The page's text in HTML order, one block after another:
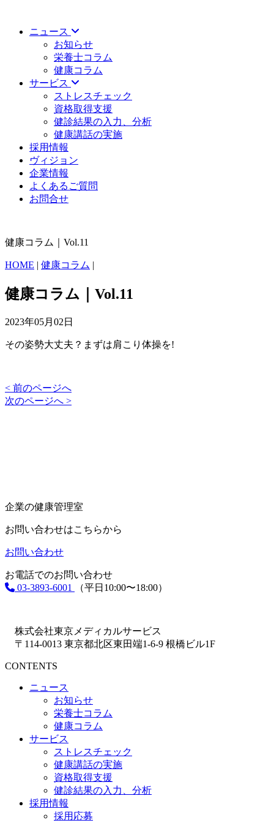
ニュース
お知らせ
栄養士コラム
健康コラム
サービス
ストレスチェック
資格取得支援
健診結果の入力、分析
健康講話の実施
採用情報
ヴィジョン
企業情報
よくあるご質問
お問合せ
健康コラム｜Vol.11
HOME | 健康コラム |
健康コラム｜Vol.11
2023年05月02日
その姿勢大丈夫？まずは肩こり体操を!
< 前のページへ
次のページへ >
企業の健康管理室
お問い合わせはこちらから
お問い合わせ
お電話でのお問い合わせ
03-3893-6001
（平日10:00〜18:00）
株式会社東京メディカルサービス
〒114-0013 東京都北区東田端1-6-9 根橋ビル1F
CONTENTS
ニュース
お知らせ
栄養士コラム
健康コラム
サービス
ストレスチェック
健康講話の実施
資格取得支援
健診結果の入力、分析
採用情報
採用応募